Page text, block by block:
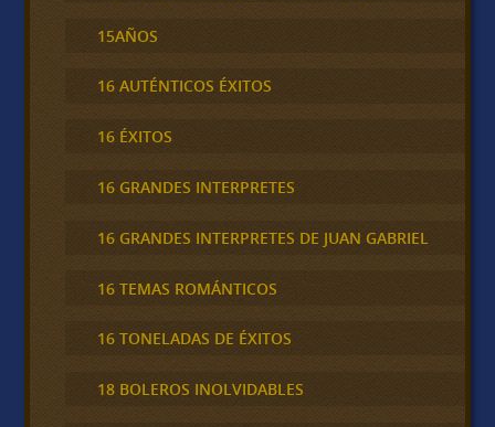
15AÑOS
16 AUTÉNTICOS ÉXITOS
16 ÉXITOS
16 GRANDES INTERPRETES
16 GRANDES INTERPRETES DE JUAN GABRIEL
16 TEMAS ROMÁNTICOS
16 TONELADAS DE ÉXITOS
18 BOLEROS INOLVIDABLES